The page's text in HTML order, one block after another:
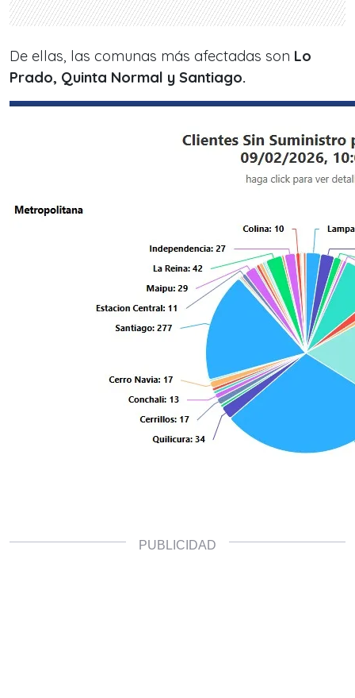
De ellas, las comunas más afectadas son Lo
Prado, Quinta Normal y Santiago.